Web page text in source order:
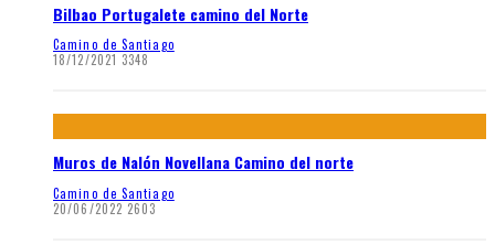
Bilbao Portugalete camino del Norte
Camino de Santiago
18/12/2021 3348
Muros de Nalón Novellana Camino del norte
Camino de Santiago
20/06/2022 2603